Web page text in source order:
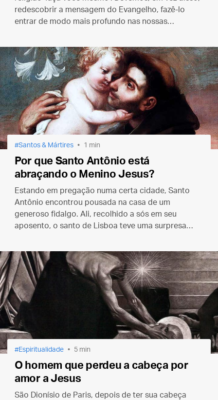
redescobrir a mensagem do Evangelho, fazê-lo
entrar de modo mais profundo nas nossas
Santos & Mártires 1 min
Por que Santo Antônio está
abraçando o Menino Jesus?
Estando em pregação numa certa cidade, Santo
Antônio encontrou pousada na casa de um
generoso fidalgo. Ali, recolhido a sós em seu
aposento, o santo de Lisboa teve uma surpresa…
Espiritualidade 5 min
O homem que perdeu a cabeça por
amor a Jesus
São Dionísio de Paris, depois de ter sua cabeça